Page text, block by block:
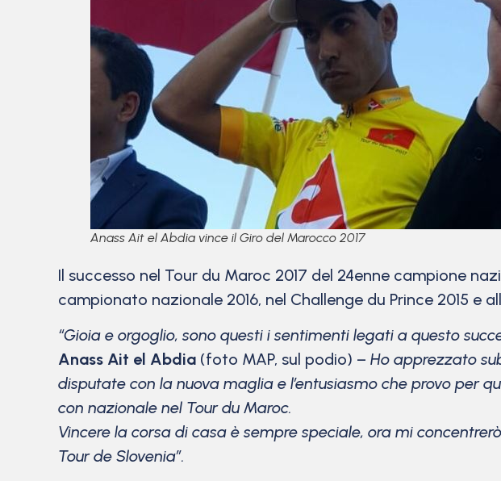
Anass Ait el Abdia vince il Giro del Marocco 2017
Il successo nel Tour du Maroc 2017 del 24enne campione
campionato nazionale 2016, nel Challenge du Prince 2015 e
“Gioia e orgoglio, sono questi i sentimenti legati a questo
Anass Ait el Abdia (foto MAP, sul podio) – Ho apprezzato
disputate con la nuova maglia e l’entusiasmo che provo per
con nazionale nel Tour du Maroc.
Vincere la corsa di casa è sempre speciale, ora mi
Tour de Slovenia”.